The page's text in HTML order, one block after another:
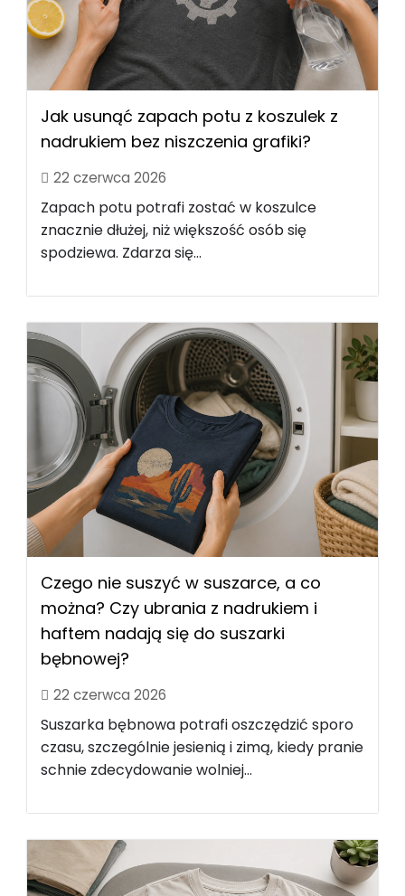
Jak usunąć zapach potu z koszulek z
nadrukiem bez niszczenia grafiki?
22 czerwca 2026
Zapach potu potrafi zostać w koszulce
znacznie dłużej, niż większość osób się
spodziewa. Zdarza się...
Czego nie suszyć w suszarce, a co
można? Czy ubrania z nadrukiem i
haftem nadają się do suszarki
bębnowej?
22 czerwca 2026
Suszarka bębnowa potrafi oszczędzić sporo
czasu, szczególnie jesienią i zimą, kiedy pranie
schnie zdecydowanie wolniej...